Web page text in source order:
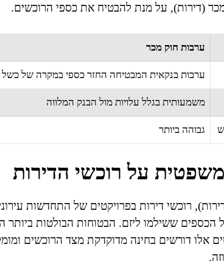
(דירות), על מנת להבטיח את כספי הרוכשים.
ערבות חוק מכר
ערבות בנקאית המבטיחה החזר כספי במקרה של כשל
משמעותית בגלל עלויות מול הבנק המלווה
גבוהה ביותר
על רוכשי הדירות
הכספים ששילמו ליזם. הבטוחות הבולטות
אלו דורשים בחינה מדוקדקת מצד הרוכשים